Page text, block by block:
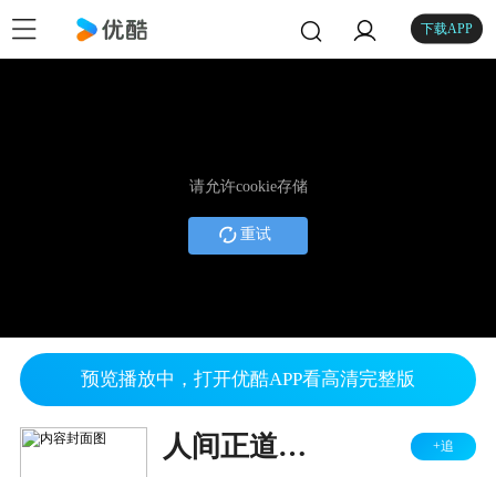
下载APP
请允许cookie存储
重试
预览播放中，打开优酷APP看高清完整版
人间正道是沧桑 +追